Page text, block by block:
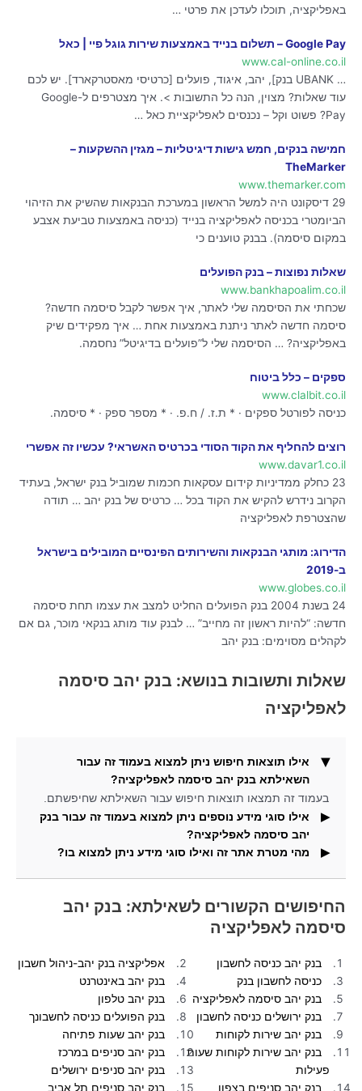
באפליקציה, תוכלו לעדכן את פרטי …
Google Pay – תשלום בנייד באמצעות שירות גוגל פיי | כאל
www.cal-online.co.il
… UBANK בנק], יהב, איגוד, פועלים [כרטיסי מאסטרקארד]. יש לכם
עוד שאלות? מצוין, הנה כל התשובות >. איך מצטרפים ל-Google
Pay? פשוט וקל – נכנסים לאפליקציית כאל …
חמישה בנקים, חמש גישות דיגיטליות – מגזין ההשקעות –
TheMarker
www.themarker.com
29 דיסקונט היה למשל הראשון במערכת הבנקאות שהשיק את הזיהוי
הביומטרי בכניסה לאפליקציה בנייד (כניסה באמצעות טביעת אצבע
במקום סיסמה). בבנק טוענים כי
שאלות נפוצות – בנק הפועלים
www.bankhapoalim.co.il
שכחתי את הסיסמה שלי לאתר, איך אפשר לקבל סיסמה חדשה?
סיסמה חדשה לאתר ניתנת באמצעות אחת … איך מפקידים שיק
באפליקציה? … הסיסמה שלי ל”פועלים בדיגיטל” נחסמה.
ספקים – כלל ביטוח
www.clalbit.co.il
כניסה לפורטל ספקים · * ת.ז. / ח.פ. · * מספר ספק · * סיסמה.
רוצים להחליף את הקוד הסודי בכרטיס האשראי? עכשיו זה אפשרי
www.davar1.co.il
23 כחלק ממדיניות קידום עסקאות חכמות שמוביל בנק ישראל, בעתיד
הקרוב נידרש להקיש את הקוד בכל … כרטיס של בנק יהב … תודה
שהצטרפת לאפליקציה
הדירוג: מותגי הבנקאות והשירותים הפינסיים המובילים בישראל
ב-2019
www.globes.co.il
24 בשנת 2004 בנק הפועלים החליט למצב את עצמו תחת סיסמה
חדשה: “להיות ראשון זה מחייב” … לבנק עוד מותג בנקאי מוכר, גם אם
לקהלים מסוימים: בנק יהב
שאלות ותשובות בנושא: בנק יהב סיסמה
לאפליקציה
אילו תוצאות חיפוש ניתן למצוא בעמוד זה עבור
השאילתא בנק יהב סיסמה לאפליקציה?
בעמוד זה תמצאו תוצאות חיפוש עבור השאילתא שחיפשתם.
אילו סוגי מידע נוספים ניתן למצוא בעמוד זה עבור בנק
יהב סיסמה לאפליקציה?
בעמוד זה תמצאו גם תמונות עבור השאילתא שחיפשתם.
מהי מטרת אתר זה ואילו סוגי מידע ניתן למצוא בו?
החיפושים הקשורים לשאילתא: בנק יהב
סיסמה לאפליקציה
בנק יהב כניסה לחשבון
אפליקציה בנק יהב-ניהול חשבון
כניסה לחשבון בנק
בנק יהב באינטרנט
בנק יהב סיסמה לאפליקציה
בנק יהב טלפון
בנק ירושלים כניסה לחשבון
בנק הפועלים כניסה לחשבונך
בנק יהב שירות לקוחות
בנק יהב שעות פתיחה
בנק יהב שירות לקוחות שעות
פעילות
בנק יהב סניפים במרכז
בנק יהב סניפים ירושלים
בנק יהב סניפים בצפון
בנק יהב סניפים תל אביב